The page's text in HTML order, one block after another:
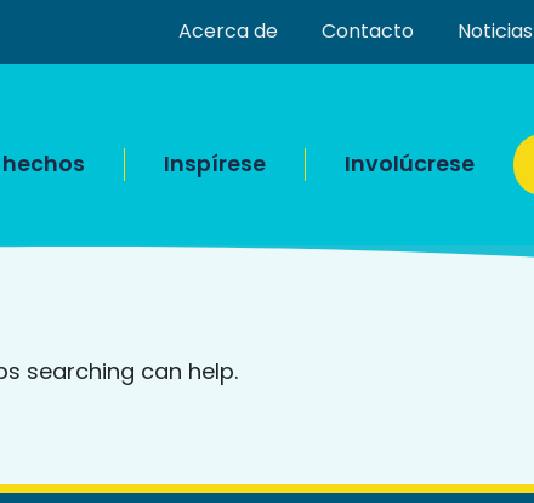
Acerca de Contacto Noticias
Inspírese Involúcrese
searching can help.